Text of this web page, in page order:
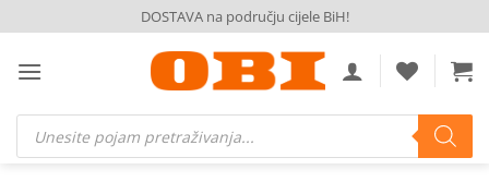
to
content
DOSTAVA na području cijele BiH!
Products
search